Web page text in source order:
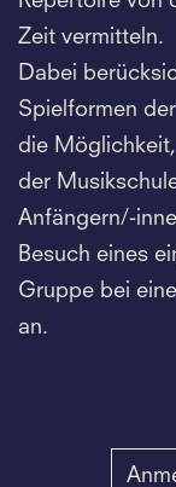
Zeit vermitteln.
Dabei
Spielformen
die
der
Anfängern/-
Besuch eines
Gruppe bei
an.